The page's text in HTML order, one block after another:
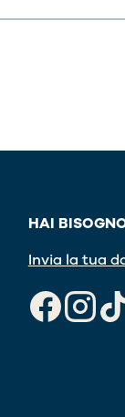
HAI
Invia la tua
Facebook